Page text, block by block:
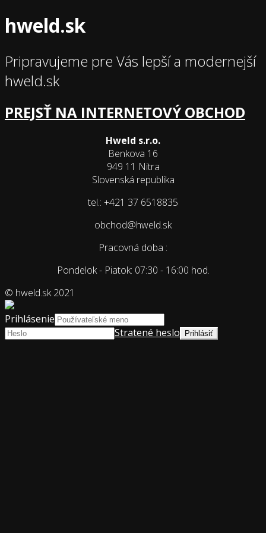
hweld.sk
Pripravujeme pre Vás lepší a modernejší
hweld.sk
PREJSŤ NA INTERNETOVÝ OBCHOD
Hweld s.r.o.
Benkova 16
949 11 Nitra
Slovenská republika
tel.: +421 37 6518835
obchod@hweld.sk
Pracovná doba :
Pondelok - Piatok: 07:30 - 16:00 hod.
© hweld.sk 2021
Prihlásenie
Stratené heslo